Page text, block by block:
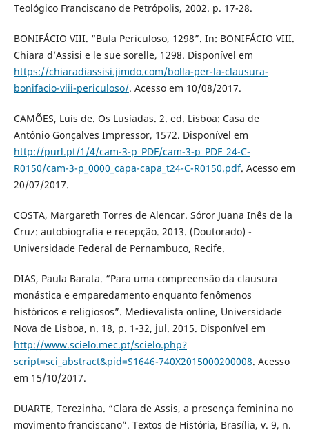
Teológico Franciscano de Petrópolis, 2002. p. 17-28.
BONIFÁCIO VIII. “Bula Periculoso, 1298”. In: BONIFÁCIO VIII.
Chiara d’Assisi e le sue sorelle, 1298. Disponível em
https://chiaradiassisi.jimdo.com/bolla-per-la-clausura-
bonifacio-viii-periculoso/. Acesso em 10/08/2017.
CAMÕES, Luís de. Os Lusíadas. 2. ed. Lisboa: Casa de
Antônio Gonçalves Impressor, 1572. Disponível em
http://purl.pt/1/4/cam-3-p_PDF/cam-3-p_PDF_24-C-
R0150/cam-3-p_0000_capa-capa_t24-C-R0150.pdf. Acesso em
20/07/2017.
COSTA, Margareth Torres de Alencar. Sóror Juana Inês de la
Cruz: autobiografia e recepção. 2013. (Doutorado) -
Universidade Federal de Pernambuco, Recife.
DIAS, Paula Barata. “Para uma compreensão da clausura
monástica e emparedamento enquanto fenômenos
históricos e religiosos”. Medievalista online, Universidade
Nova de Lisboa, n. 18, p. 1-32, jul. 2015. Disponível em
http://www.scielo.mec.pt/scielo.php?
script=sci_abstract&pid=S1646-740X2015000200008. Acesso
em 15/10/2017.
DUARTE, Terezinha. “Clara de Assis, a presença feminina no
movimento franciscano”. Textos de História, Brasília, v. 9, n.